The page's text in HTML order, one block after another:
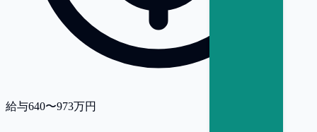
給与640〜973万円